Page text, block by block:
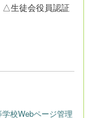
員認証
校Webページ管理